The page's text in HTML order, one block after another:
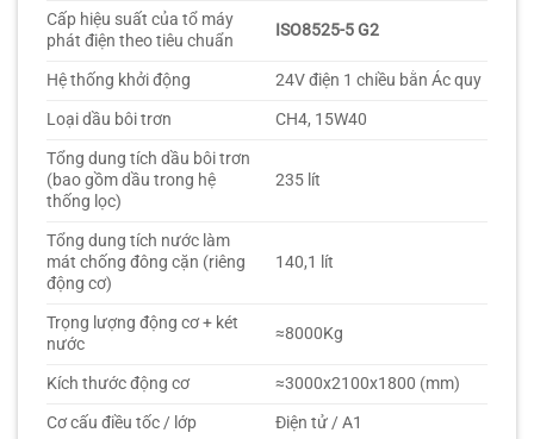
Cấp hiệu suất của tổ máy
phát điện theo tiêu chuẩn
ISO8525-5 G2
Hệ thống khởi động
24V điện 1 chiều bằn Ác quy
Loại dầu bôi trơn
CH4, 15W40
Tổng dung tích dầu bôi trơn
(bao gồm dầu trong hệ
thống lọc)
235 lít
Tổng dung tích nước làm
mát chống đông cặn (riêng
động cơ)
140,1 lít
Trọng lượng động cơ + két
nước
≈8000Kg
Kích thước động cơ
≈3000x2100x1800 (mm)
Cơ cấu điều tốc / lớp
Điện tử / A1